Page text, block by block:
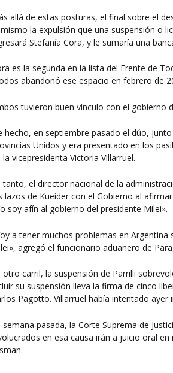
allá de estas posturas, el final sobre el
la expulsión que una suspensión o
Stefanía Cora, y le sumaría una
es la segunda en la lista del Frente de
abandonó ese espacio en febrero de
tuvieron buen vínculo con el gobierno
hecho, en septiembre pasado el dúo,
Unidos y era presentado en los
la vicepresidenta Victoria Villarruel.
tanto, el director nacional de la
lazos de Kueider con el Gobierno al
soy afín al gobierno del presidente Milei».
a tener muchos problemas en
agregó el funcionario aduanero de
otro carril, la suspensión de Parrilli
su suspensión lleva la firma de cinco
Pagotto. Villarruel había intentado
semana pasada, la Corte Suprema de
en esa causa irán a juicio oral